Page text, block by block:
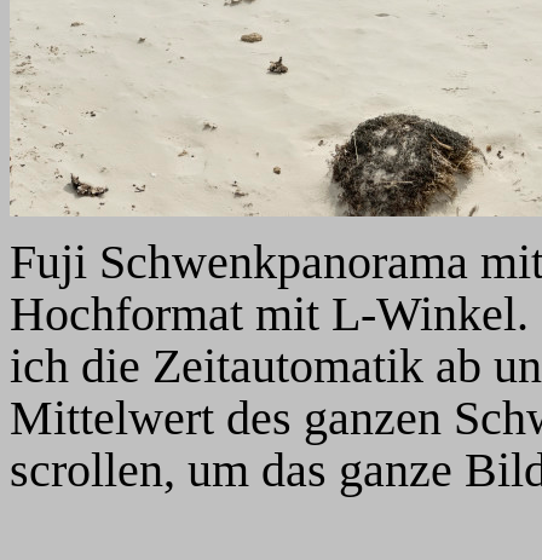
Fuji Schwenkpanorama
Hochformat mit L-Winkel.
ich die Zeitautomatik ab
Mittelwert des ganzen
scrollen, um das ganze